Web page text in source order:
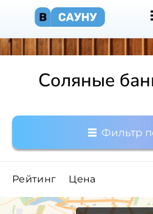
Соляные
Фильтр
Рейтинг Цена